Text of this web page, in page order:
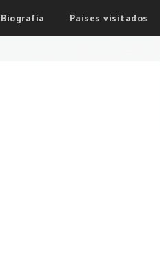
Biografía Paises visitados